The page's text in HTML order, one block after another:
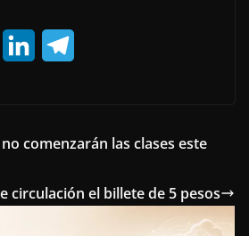
k
d
e
r
comenzarán las clases este
circulación el billete de 5 pesos